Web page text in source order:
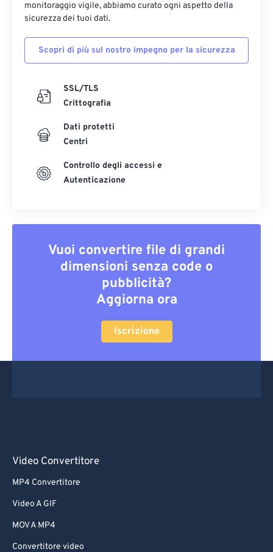
monitoraggio vigile, abbiamo curato ogni aspetto della
sicurezza dei tuoi dati.
Scopri di più sul nostro impegno per la sicurezza
SSL/TLS
Crittografia
Dati protetti
Centri
Controllo degli accessi e
Autenticazione
Vuoi convertire file di grandi
dimensioni senza code o
pubblicità?
Aggiorna ora
Iscrizione
Video Convertitore
MP4 Convertitore
Video A GIF
MOV A MP4
Convertitore video